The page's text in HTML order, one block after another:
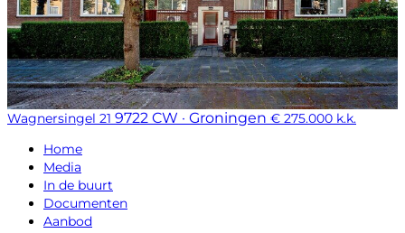
Wagnersingel 21 9722 CW · Groningen € 275.000 k.k.
Home
Media
In de buurt
Documenten
Aanbod